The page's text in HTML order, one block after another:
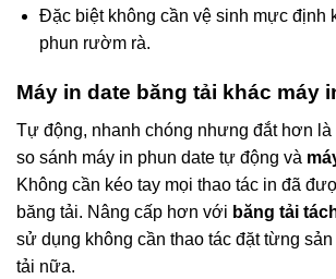
Đặc biệt không cần vệ sinh mực định
phun rườm rà.
Máy in date băng tải khác máy
Tự động, nhanh chóng nhưng đắt hơn là
so sánh máy in phun date tự động và
Không cần kéo tay mọi thao tác in đã
băng tải. Nâng cấp hơn với băng tải
sử dụng không cần thao tác đặt từng
tải nữa.